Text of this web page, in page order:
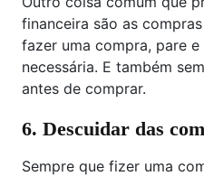
financeira são as
fazer uma compra, pare
necessária. E também
antes de comprar.
6. Descuidar das
Sempre que fizer uma